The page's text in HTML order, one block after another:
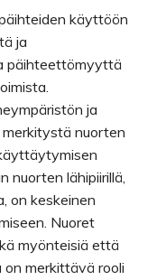
käyttöön
ja
päihteettömyyttä
ja
nuorten
nuorten lähipiirillä,
on keskeinen
Nuoret
myönteisiä että
merkittävä rooli